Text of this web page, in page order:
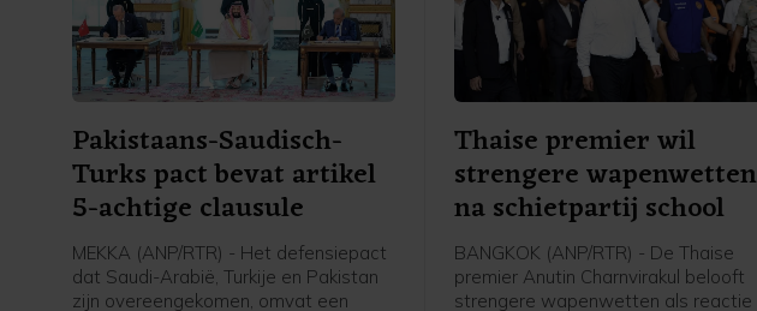
Pakistaans-Saudisch-
Turks pact bevat artikel
5-achtige clausule
MEKKA (ANP/RTR) - Het defensiepact
dat Saudi-Arabië, Turkije en Pakistan
zijn overeengekomen, omvat een
Thaise premier wil
strengere wapenwetten
na schietpartij school
BANGKOK (ANP/RTR) - De Thaise
premier Anutin Charnvirakul belooft
strengere wapenwetten als reactie